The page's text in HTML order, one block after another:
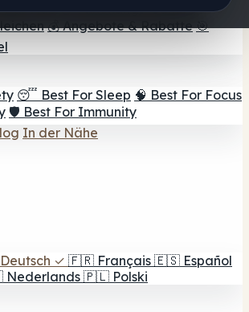
Bar Hub😌 Stimmungs-Gummis
💰 Angebote & Rabatte 🎯
😴 Best For Sleep 🧠 Best For Focus
🛡️ Best For Immunity
In der Nähe
Deutsch ✓ 🇫🇷 Français 🇪🇸 Español
Nederlands 🇵🇱 Polski